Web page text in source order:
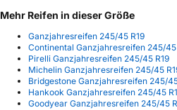
Mehr Reifen in dieser Größe
Ganzjahresreifen 245/45 R19
Continental Ganzjahresreifen 245/45
Pirelli Ganzjahresreifen 245/45 R19
Michelin Ganzjahresreifen 245/45
Bridgestone Ganzjahresreifen 245/
Hankook Ganzjahresreifen 245/45
Goodyear Ganzjahresreifen 245/45